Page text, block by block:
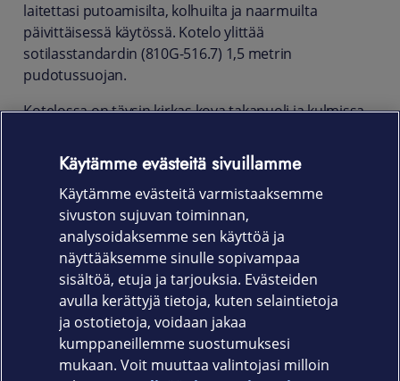
laitettasi putoamisilta, kolhuilta ja naarmuilta
päivittäisessä käytössä. Kotelo ylittää
sotilasstandardin (810G-516.7) 1,5 metrin
pudotussuojan.
Kotelossa on täysin kirkas kova takapuoli ja kulmissa
mahdollistaa täyden pääsyn kaikkiin portteihin ja
laiteliitäntöihin, ja se tukee MagSafe- ja langatonta
latausta.
Tuotekoodi
64531
Käytämme evästeitä sivuillamme
Käytämme evästeitä varmistaaksemme
sivuston sujuvan toiminnan,
analysoidaksemme sen käyttöä ja
näyttääksemme sinulle sopivampaa
sisältöä, etuja ja tarjouksia. Evästeiden
avulla kerättyjä tietoja, kuten selaintietoja
ja ostotietoja, voidaan jakaa
kumppaneillemme suostumuksesi
mukaan. Voit muuttaa valintojasi milloin